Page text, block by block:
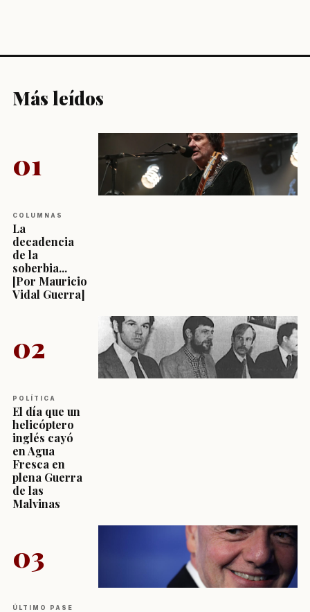
Más leídos
01
COLUMNAS
La
decadencia
de la
soberbia...
[Por Mauricio
Vidal Guerra]
02
POLÍTICA
El día que un
helicóptero
inglés cayó
en Agua
Fresca en
plena Guerra
de las
Malvinas
03
ÚLTIMO PASE